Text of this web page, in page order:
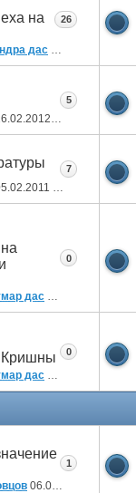
на
дас
26
11:26
5
10:46
7
дас
0
Кришны
дас
0
06.08.2026
1